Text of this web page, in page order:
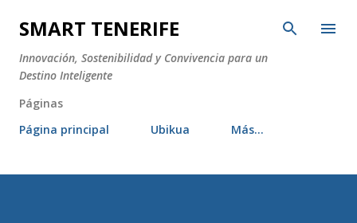
Ir al contenido principal
SMART TENERIFE
Innovación, Sostenibilidad y Convivencia para un
Destino Inteligente
Páginas
Página principal
Ubikua Más…